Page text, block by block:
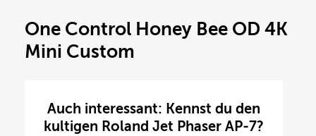
One Control Honey Bee OD 4K
Mini Custom
Auch interessant: Kennst du den
kultigen Roland Jet Phaser AP-7?